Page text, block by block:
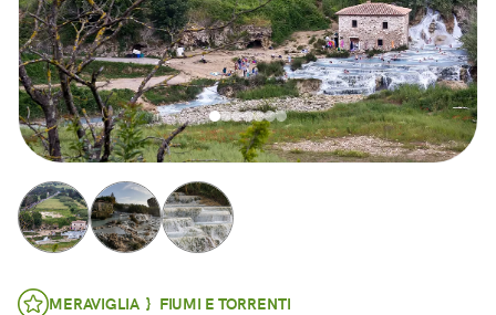
MERAVIGLIA } FIUMI E TORRENTI